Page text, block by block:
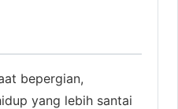
bepergian,
yang lebih santai